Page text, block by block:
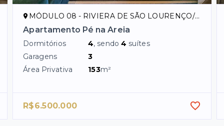
MÓDULO 08 - RIVIERA DE SÃO LOURENÇO/SP
Apartamento Pé na Areia
Dormitórios 4, sendo4 suítes
Garagens
3
Área Privativa
153m²
R$6.500.000